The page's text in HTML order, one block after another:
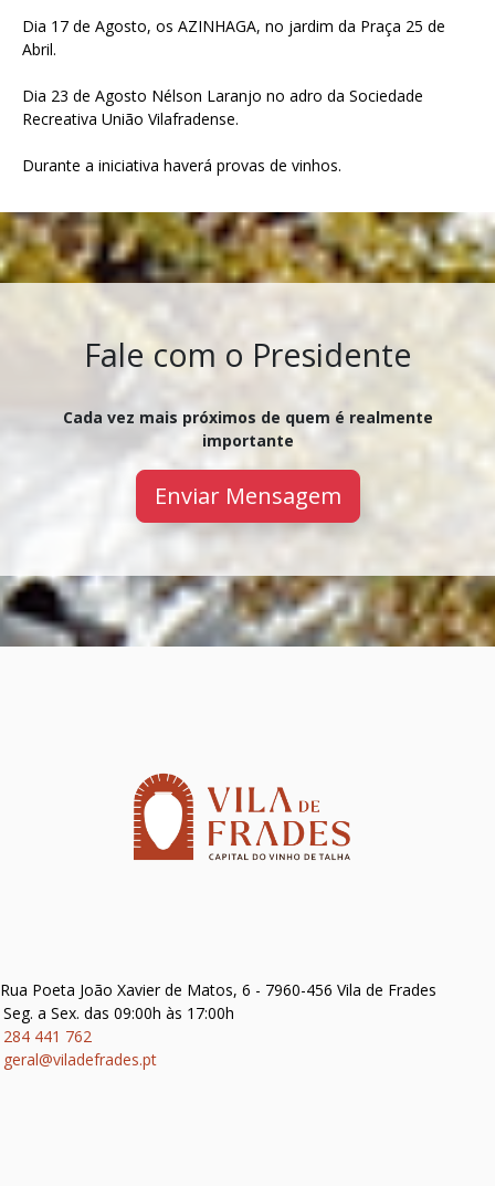
Dia 17 de Agosto, os AZINHAGA, no jardim da Praça 25 de
Abril.
Dia 23 de Agosto Nélson Laranjo no adro da Sociedade
Recreativa União Vilafradense.
Durante a iniciativa haverá provas de vinhos.
Fale com o Presidente
Cada vez mais próximos de quem é realmente
importante
Enviar Mensagem
Poeta João Xavier de Matos, 6 - 7960-456 Vila de Frades
Seg. a Sex. das 09:00h às 17:00h
284 441 762
geral@viladefrades.pt